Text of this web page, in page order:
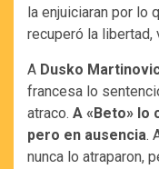
la enjuiciaran por lo
recuperó la libertad,
A Dusko
francesa lo
atraco. A «Beto» lo
pero en ausencia.
nunca lo atraparon,